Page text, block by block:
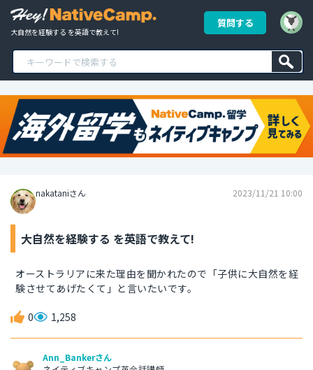
大自然を経験する を英語で教えて!
質問する
nakataniさん 2023/11/21 10:00
大自然を経験する を英語で教えて!
オーストラリアに来た理由を聞かれたので「子供に大自然を経
験させてあげたくて」と言いたいです。
0 1,258
Ann_Bankerさん